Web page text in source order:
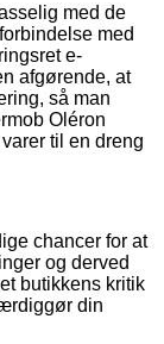
med de
med
e-
afgørende, at
så man
Oléron
til en dreng
chancer for at
og derved
butikkens kritik
din